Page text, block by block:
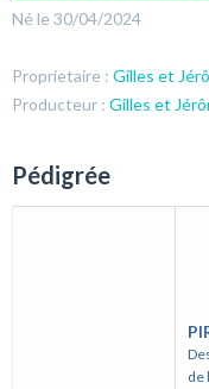
Né le 30/04/2024
Proprietaire : Gilles et
Producteur : Gilles et
Pédigrée
de